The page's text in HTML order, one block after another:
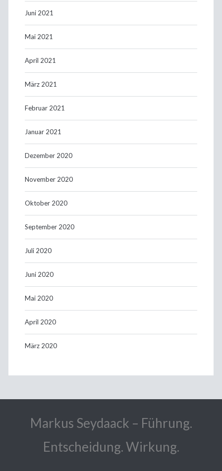
Juni 2021
Mai 2021
April 2021
März 2021
Februar 2021
Januar 2021
Dezember 2020
November 2020
Oktober 2020
September 2020
Juli 2020
Juni 2020
Mai 2020
April 2020
März 2020
Markus Seydaack – Führung.
Entscheidung. Wirkung.